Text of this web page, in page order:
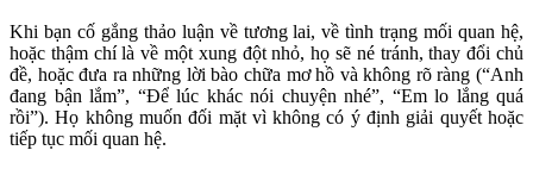
Khi bạn cố gắng thảo luận về tương lai, về tình trạng mối quan hệ,
hoặc thậm chí là về một xung đột nhỏ, họ sẽ né tránh, thay đổi chủ
đề, hoặc đưa ra những lời bào chữa mơ hồ và không rõ ràng (“Anh
đang bận lắm”, “Để lúc khác nói chuyện nhé”, “Em lo lắng quá
rồi”). Họ không muốn đối mặt vì không có ý định giải quyết hoặc
tiếp tục mối quan hệ.